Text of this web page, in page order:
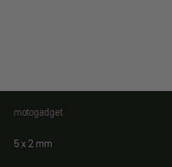
motogadget
Aimant de rechange motogadget
5 x 2 mm